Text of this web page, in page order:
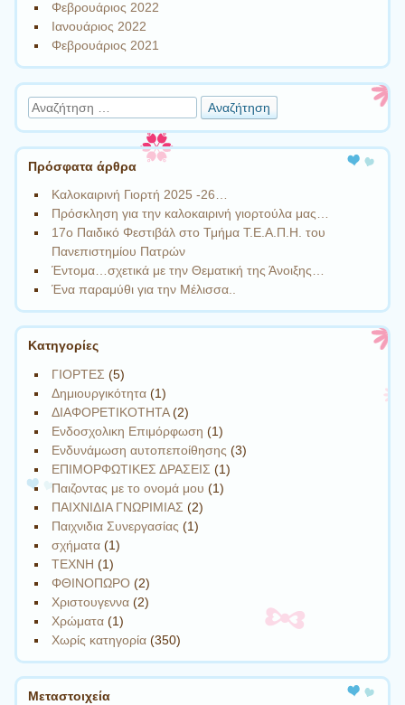
Φεβρουάριος 2022
Ιανουάριος 2022
Φεβρουάριος 2021
Αναζήτηση
Πρόσφατα άρθρα
Καλοκαιρινή Γιορτή 2025 -26…
Πρόσκληση για την καλοκαιρινή γιορτούλα μας…
17ο Παιδικό Φεστιβάλ στο Τμήμα Τ.Ε.Α.Π.Η. του
Πανεπιστημίου Πατρών
Έντομα…σχετικά με την Θεματική της Άνοιξης…
Ένα παραμύθι για την Μέλισσα..
Kατηγορίες
ΓΙΟΡΤΕΣ (5)
Δημιουργικότητα (1)
ΔΙΑΦΟΡΕΤΙΚΟΤΗΤΑ(2)
Ενδοσχολικη Επιμόρφωση (1)
Ενδυνάμωση αυτοπεποίθησης (3)
ΕΠΙΜΟΡΦΩΤΙΚΕΣ ΔΡΑΣΕΙΣ (1)
Παιζοντας με το ονομά μου (1)
ΠΑΙΧΝΙΔΙΑ ΓΝΩΡΙΜΙΑΣ (2)
Παιχνιδια Συνεργασίας (1)
σχήματα (1)
ΤΕΧΝΗ (1)
ΦΘΙΝΟΠΩΡΟ (2)
Χριστουγεννα (2)
Χρώματα (1)
Χωρίς κατηγορία (350)
Μεταστοιχεία